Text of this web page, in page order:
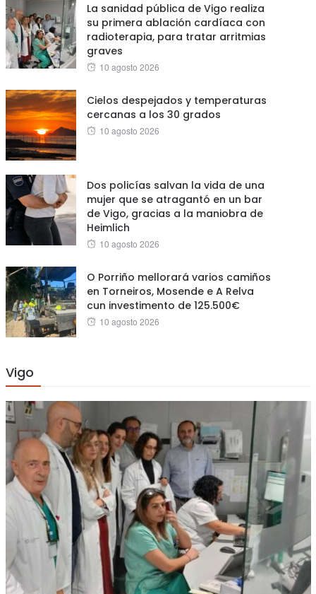
La sanidad pública de Vigo realiza
su primera ablación cardíaca con
radioterapia, para tratar arritmias
graves
Posted
10 agosto 2026
Cielos despejados y temperaturas
cercanas a los 30 grados
Posted
10 agosto 2026
Dos policías salvan la vida de una
mujer que se atragantó en un bar
de Vigo, gracias a la maniobra de
Heimlich
Posted
10 agosto 2026
O Porriño mellorará varios camiños
en Torneiros, Mosende e A Relva
cun investimento de 125.500€
Posted
10 agosto 2026
Vigo